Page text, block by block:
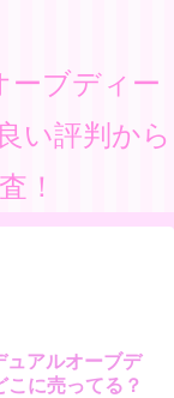
ーブディー
い評判から
！
アルオーブデ
こに売ってる？